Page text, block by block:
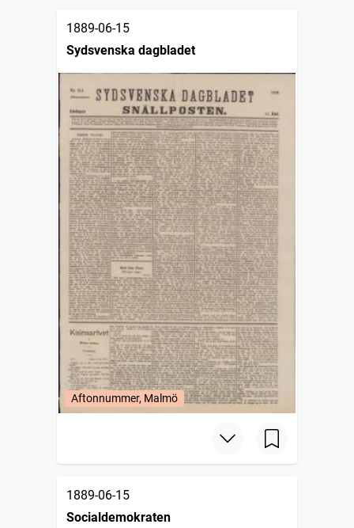
1889-06-15
Sydsvenska dagbladet
Aftonnummer, Malmö
1889-06-15
Socialdemokraten